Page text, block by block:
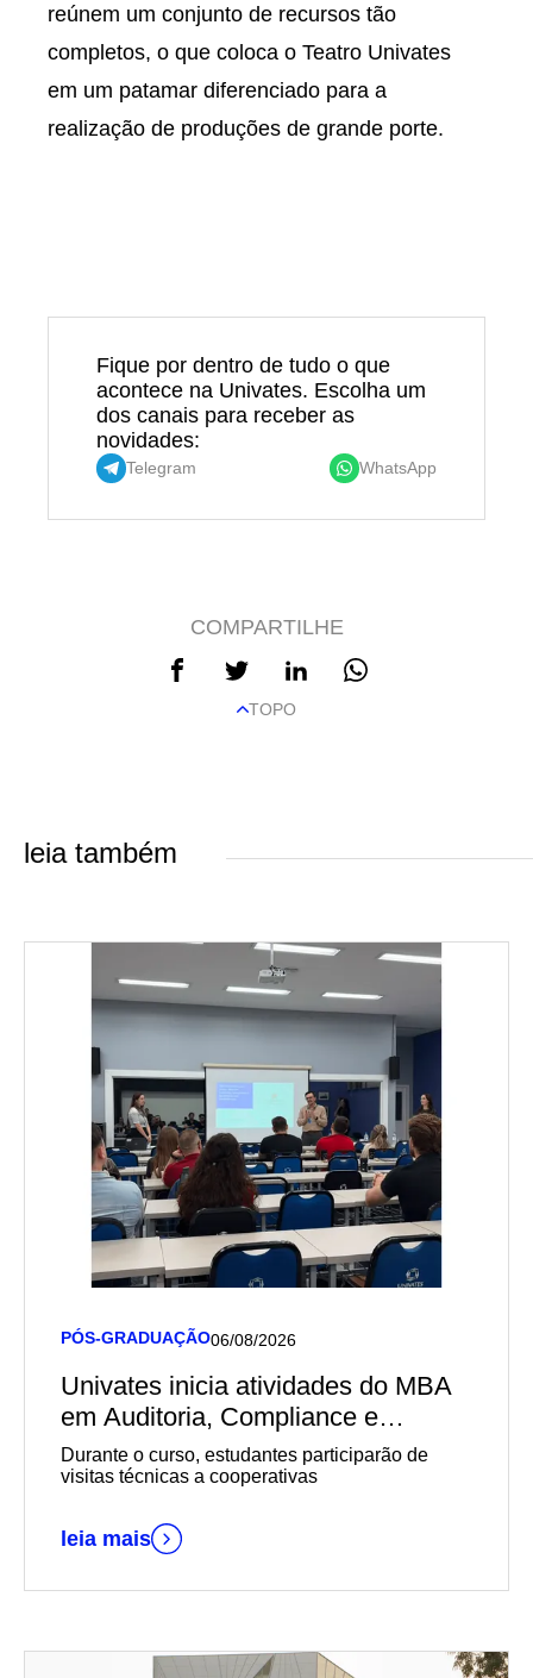
reúnem um conjunto de recursos tão
completos, o que coloca o Teatro Univates
em um patamar diferenciado para a
realização de produções de grande porte.
Fique por dentro de tudo o que
acontece na Univates. Escolha um
dos canais para receber as
novidades:
Telegram WhatsApp
COMPARTILHE
TOPO
leia também
PÓS-GRADUAÇÃO06/08/2026
Univates inicia atividades do MBA
em Auditoria, Compliance e
Governança em Cooperativas em
parceria com o Sescoop/RS
Durante o curso, estudantes participarão de
visitas técnicas a cooperativas
leia mais